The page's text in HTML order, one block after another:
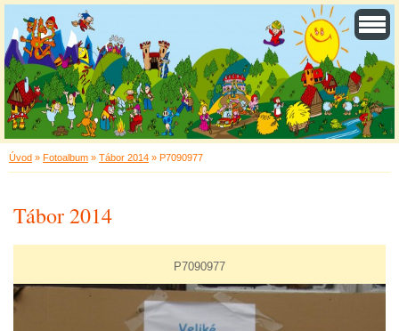
Úvod » Fotoalbum » Tábor 2014 » P7090977
Tábor 2014
P7090977